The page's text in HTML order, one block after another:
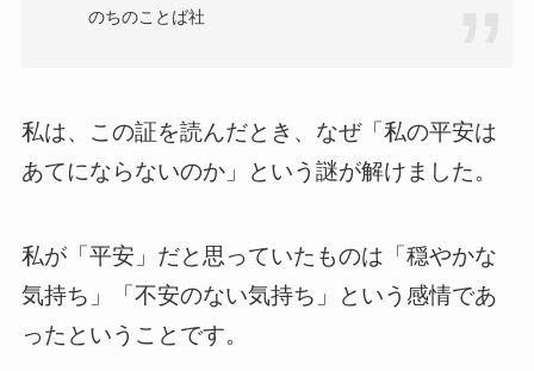
のちのことば社
私は、この証を読んだとき、なぜ「私の平安は
あてにならないのか」という謎が解けました。
私が「平安」だと思っていたものは「穏やかな
気持ち」「不安のない気持ち」という感情であ
ったということです。